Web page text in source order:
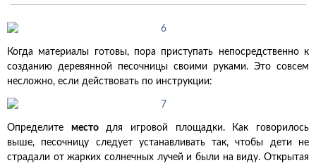
Когда материалы готовы, пора приступать непосредственно к
созданию деревянной песочницы своими руками. Это совсем
несложно, если действовать по инструкции:
Определите местодля игровой площадки. Как говорилось
выше, песочницу следует устанавливать так, чтобы дети не
страдали от жарких солнечных лучей и были на виду. Открытая